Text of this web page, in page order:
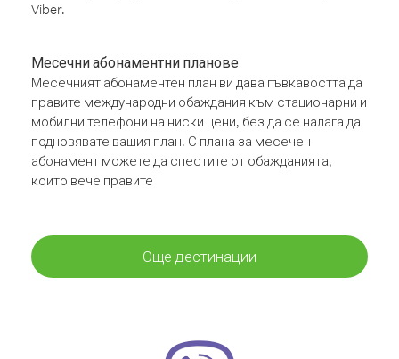
Viber.
Месечни абонаментни планове
Месечният абонаментен план ви дава гъвкавостта да
правите международни обаждания към стационарни и
мобилни телефони на ниски цени, без да се налага да
подновявате вашия план. С плана за месечен
абонамент можете да спестите от обажданията,
които вече правите
Още дестинации